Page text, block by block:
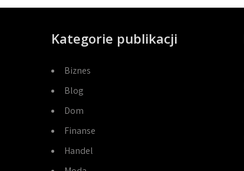
Kategorie publikacji
Biznes
Blog
Dom
Finanse
Handel